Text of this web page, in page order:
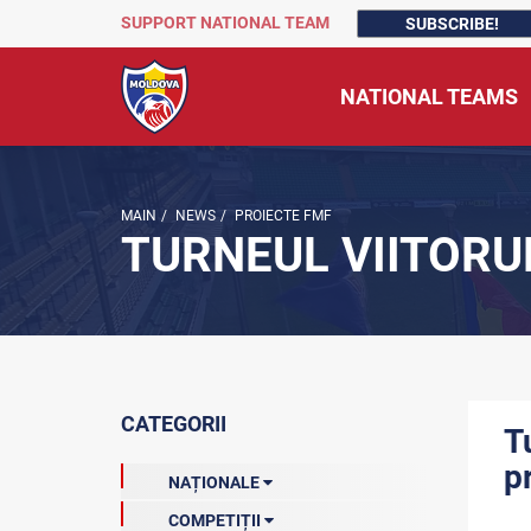
SUPPORT NATIONAL TEAM SUBSCRIBE!
NATIONAL TEAMS
MAIN / NEWS / PROIECTE FMF
TURNEUL
CATEGORII
NAȚIONALE
COMPETIȚII